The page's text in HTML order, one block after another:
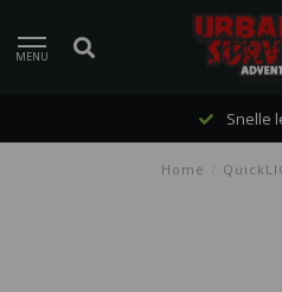
MENU
Snelle
Home